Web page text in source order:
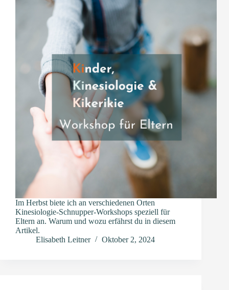
Im Herbst biete ich an verschiedenen Orten
Kinesiologie-Schnupper-Workshops speziell für
Eltern an. Warum und wozu erfährst du in diesem
Artikel.
Elisabeth Leitner
Oktober 2, 2024